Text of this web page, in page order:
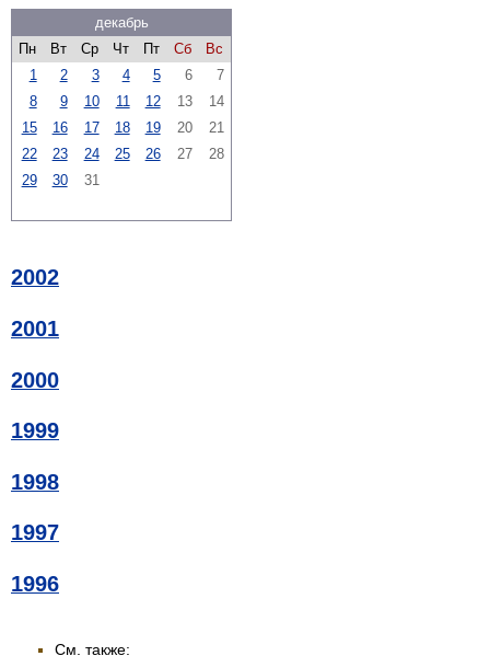
декабрь
Пн
Вт Ср Чт Пт Сб
Вс
1
2 3 4 5 6
7
8
9 10 11 12 13
14
15
16 17 18 19 20
21
22
23 24 25 26 27
28
29
30 31
2002
2001
2000
1999
1998
1997
1996
См. также: